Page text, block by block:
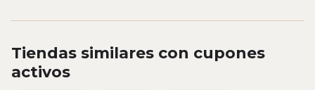
Tiendas similares con cupones
activos